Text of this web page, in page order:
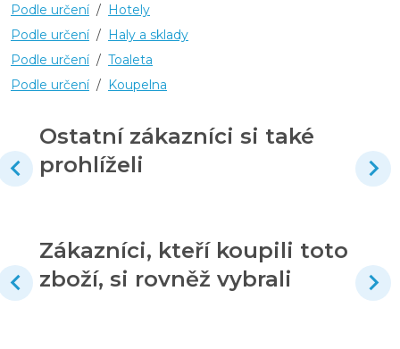
Podle určení / Hotely
Podle určení / Haly a sklady
Podle určení / Toaleta
Podle určení / Koupelna
Ostatní zákazníci si také
prohlíželi
Zákazníci, kteří koupili toto
zboží, si rovněž vybrali